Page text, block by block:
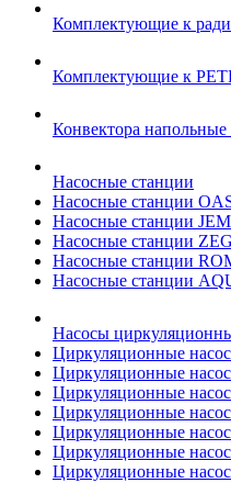
Комплектующие к
Комплектующие к
Конвектора
Насосные станции
Насосные станции
Насосные станции
Насосные станции
Насосные станции
Насосные станции
Насосы
Циркуляционные
Циркуляционные
Циркуляционные
Циркуляционные
Циркуляционные
Циркуляционные
Циркуляционные